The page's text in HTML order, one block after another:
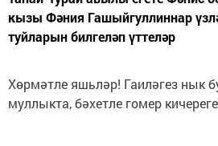
кызы Фәния Гашыйгуллиннар
туйларын билгеләп үттеләр
Хөрмәтле яшьләр! Гаиләгез нык
муллыкта, бәхетле гомер